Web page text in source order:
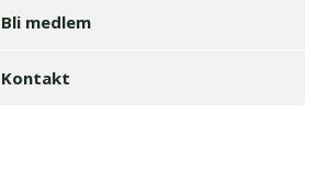
Bli medlem
Kontakt